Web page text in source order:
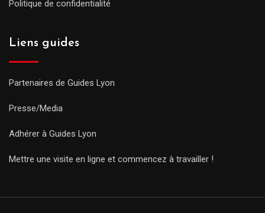
Politique de confidentialité
Liens guides
Partenaires de Guides Lyon
Presse/Media
Adhérer à Guides Lyon
Mettre une visite en ligne et commencez à travailler !